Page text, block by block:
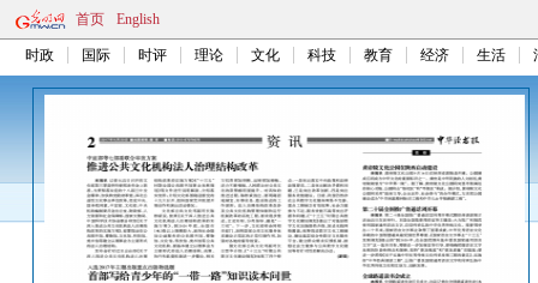
首页 English
时政 国际 时评 理论 文化 科技 教育 经济 生活